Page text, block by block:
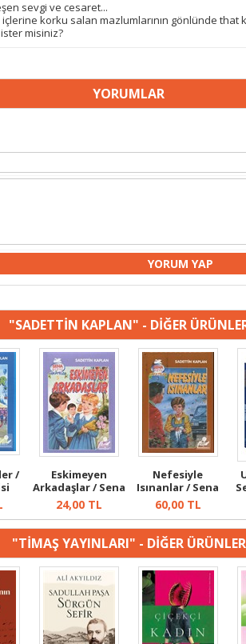
sevgi ve cesaret...
korku salan mazlumlarının gönlünde that
ister misiniz?
YORUMLAR
"SADETTİN KAPLAN" - DİĞER
/
Eskimeyen
Arkadaşlar / Sena
Dizisi Hikay...
24,00 TL
Nefesiyle
Isınanlar / Sena
Dizisi Hikaye...
60,00TL
"TİMAŞ YAYINLARI" - DİĞER ÜRÜNLER